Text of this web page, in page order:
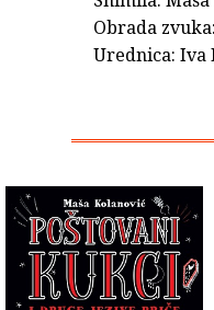
Obrada
Urednica: Iva